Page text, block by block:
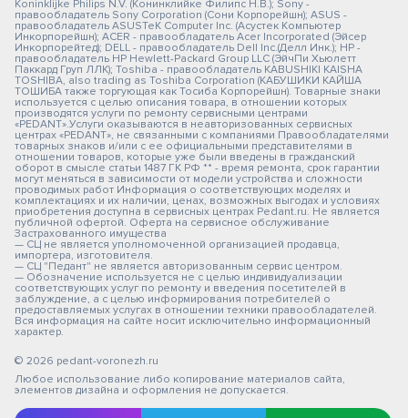
Koninklijke Philips N.V. (Конинклийке Филипс Н.В.); Sony -
правообладатель Sony Corporation (Сони Корпорейшн); ASUS -
правообладатель ASUSTeK Computer Inc. (Асустек Компьютер
Инкорпорейшн); ACER - правообладатель Acer Incorporated (Эйсер
Инкорпорейтед); DELL - правообладатель Dell Inc.(Делл Инк.); HP -
правообладатель HP Hewlett-Packard Group LLC (ЭйчПи Хьюлетт
Паккард Груп ЛЛК); Toshiba - правообладатель KABUSHIKI KAISHA
TOSHIBA, also trading as Toshiba Corporation (КАБУШИКИ КАЙША
ТОШИБА также торгующая как Тосиба Корпорейшн). Товарные знаки
используется с целью описания товара, в отношении которых
производятся услуги по ремонту сервисными центрами
«PEDANT».Услуги оказываются в неавторизованных сервисных
центрах «PEDANT», не связанными с компаниями Правообладателями
товарных знаков и/или с ее официальными представителями в
отношении товаров, которые уже были введены в гражданский
оборот в смысле статьи 1487 ГК РФ ** - время ремонта, срок гарантии
могут меняться в зависимости от модели устройства и сложности
проводимых работ Информация о соответствующих моделях и
комплектациях и их наличии, ценах, возможных выгодах и условиях
приобретения доступна в сервисных центрах Pedant.ru. Не является
публичной офертой. Оферта на сервисное обслуживание
Застрахованного имущества
— СЦ не является уполномоченной организацией продавца,
импортера, изготовителя.
— СЦ "Педант" не является авторизованным сервис центром.
— Обозначение используется не с целью индивидуализации
соответствующих услуг по ремонту и введения посетителей в
заблуждение, а с целью информирования потребителей о
предоставляемых услугах в отношении техники правообладателей.
Вся информация на сайте носит исключительно информационный
характер.
© 2026 pedant-voronezh.ru
Любое использование либо копирование материалов сайта,
элементов дизайна и оформления не допускается.